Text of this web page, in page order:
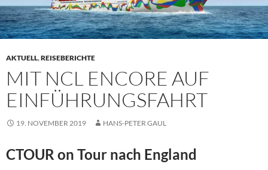
AKTUELL,REISEBERICHTE
MIT NCL ENCORE AUF
EINFÜHRUNGSFAHRT
19. NOVEMBER 2019 HANS-PETER GAUL
CTOUR on Tour nach England